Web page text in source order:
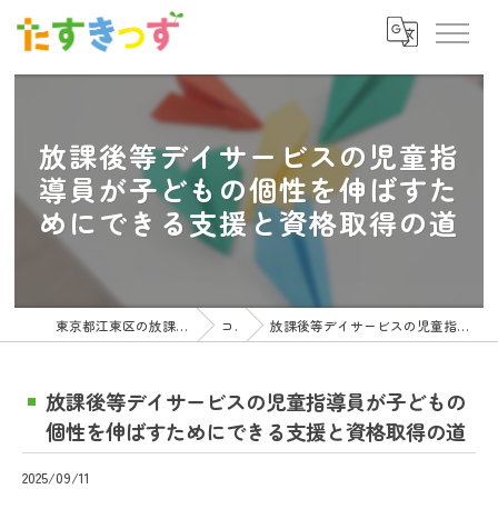
放課後等デイサービスの児童指
導員が子どもの個性を伸ばすた
めにできる支援と資格取得の道
東京都江東区の放課後等デイサービスの求人ならたすきっず コラム 放課後等デイサービスの児童指導員が子どもの個性を伸ばすためにできる支援と資格取得の道
放課後等デイサービスの児童指導員が子どもの
個性を伸ばすためにできる支援と資格取得の道
2025/09/11